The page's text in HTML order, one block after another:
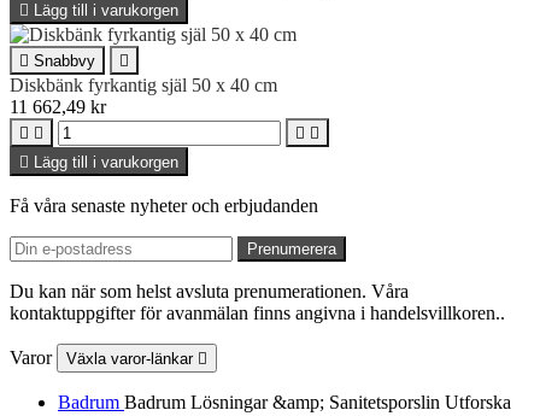
 Lägg till i varukorgen
 Snabbvy 
Diskbänk fyrkantig själ 50 x 40 cm
11 662,49 kr
   
 Lägg till i varukorgen
Få våra senaste nyheter och erbjudanden
Du kan när som helst avsluta prenumerationen. Våra
kontaktuppgifter för avanmälan finns angivna i handelsvillkoren..
Varor Växla varor-länkar 
Badrum Badrum Lösningar &amp; Sanitetsporslin Utforska